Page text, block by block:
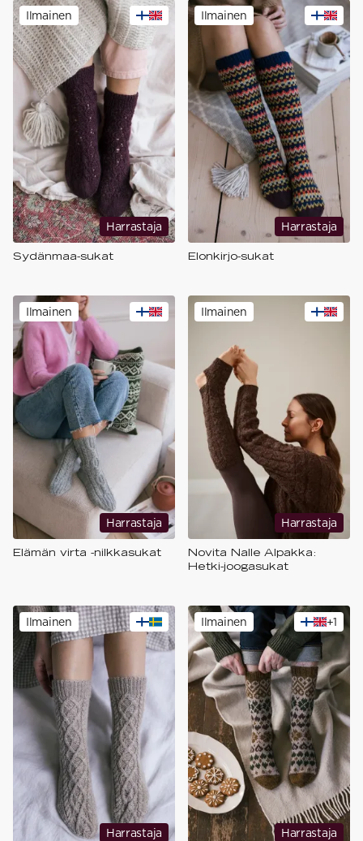
Harrastaja
Ilmainen
Sydänmaa-sukat
Harrastaja
Ilmainen
Elonkirjo-sukat
Harrastaja
Ilmainen
Elämän virta -nilkkasukat
Harrastaja
Ilmainen
Novita Nalle Alpakka:
Hetki-joogasukat
Harrastaja
Ilmainen +1
Harrastaja
Ilmainen